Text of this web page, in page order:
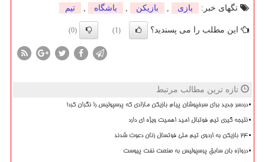
تگهای خبر:
بازی , بازیكن , باشگاه , تیم
این مطلب را می پسندید؟ (1)
(0)
تازه ترین مطالب مرتبط
دردسر جدید برای سرخپوشان پیام بازیکن مازادی که پرسپولیس را نگران کرد!
نتیجه گیری تیم فوتبال امید اهمیت ویژه ای دارد
۲۴ بازیکن به اردوی تیم ملی فوتسال زنان دعوت شدند
دروازه بان سابق پرسپولیس به صنعت نفت پیوست